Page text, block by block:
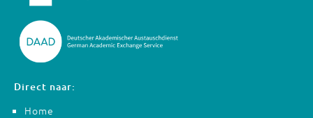
Direct naar:
Home